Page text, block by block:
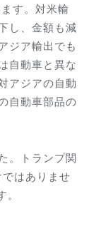
す。対米輸
し、金額も減
ジア輸出でも
自動車と異な
アジアの自動
自動車部品の
。トランプ関
はありませ